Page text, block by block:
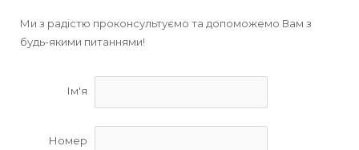
Ми з радістю проконсультуємо та допоможемо Вам з
будь-якими питаннями!
Ім'я
Номер